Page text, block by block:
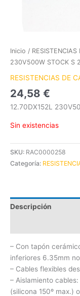
Inicio /
230V500W STOCK S
RESISTENCIAS DE
24,58 €
12.70DX152L
Sin existencias
SKU: RAC0000258
Categoría:
Descripción
– Con tapón
inferiores 6.35mm
– Cables flexibles
– Aislamiento
(silicona 150º max.)